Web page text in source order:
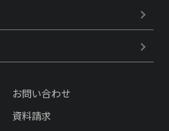
お問い合わせ
資料請求